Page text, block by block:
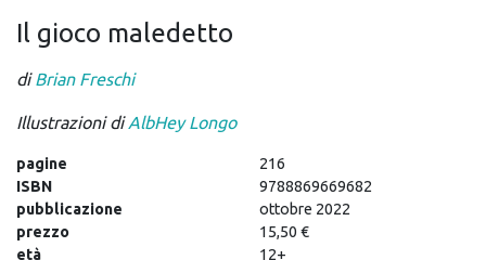
Il gioco maledetto
diBrian Freschi
Illustrazioni diAlbHey Longo
pagine
216
ISBN
9788869669682
pubblicazione
ottobre 2022
prezzo
15,50 €
età
12+